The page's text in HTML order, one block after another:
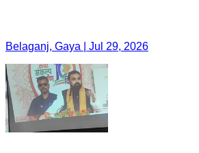
Belaganj, Gaya | Jul 29, 2026